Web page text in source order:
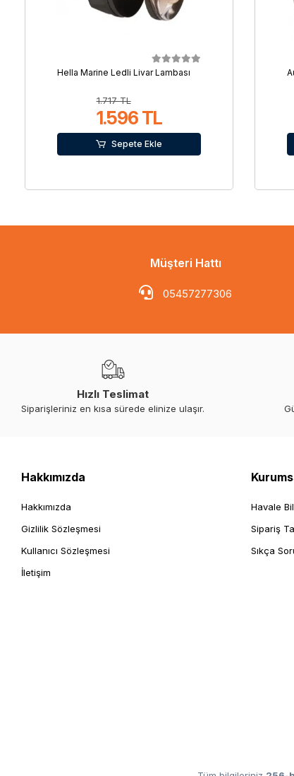
Hella Marine Ledli Livar Lambası
1.717 TL
1.596 TL
Sepete Ekle
Müşteri Hattı
05457277306
Hızlı Teslimat
Siparişleriniz en kısa sürede elinize ulaşır.
Hakkımızda
Hakkımızda
Gizlilik Sözleşmesi
Kullanıcı Sözleşmesi
İletişim
Havale
Sipariş
Sıkça